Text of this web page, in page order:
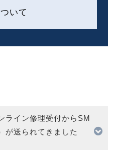
いて
ライン修理受付からSM
が送られてきました